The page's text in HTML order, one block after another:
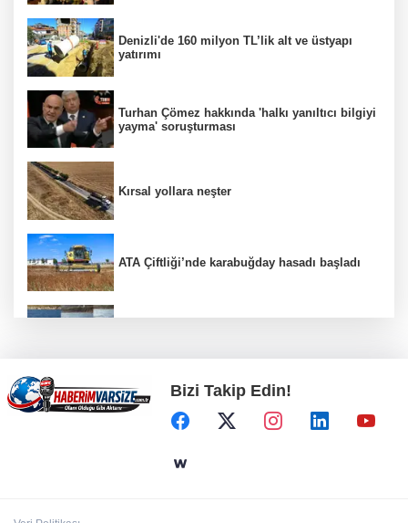
Denizli'de 160 milyon TL’lik alt ve üstyapı
yatırımı
Turhan Çömez hakkında 'halkı yanıltıcı bilgiyi
yayma' soruşturması
Kırsal yollara neşter
ATA Çiftliği’nde karabuğday hasadı başladı
Arbil Akın kadın muhtarlarla buluştu
Altınoluk Alevi Kültür ve Sanat Festivali
Bizi Takip Edin!